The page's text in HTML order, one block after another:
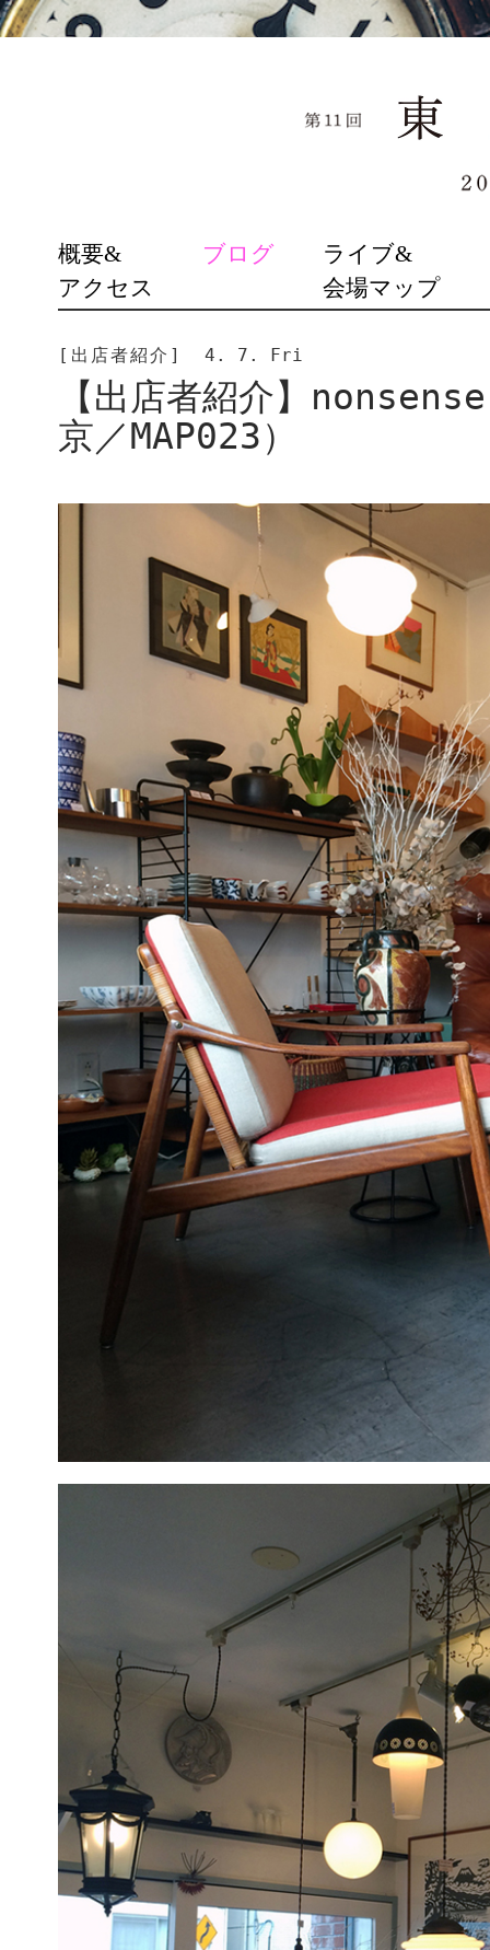
SKIP
TO
CONTENT
概要&
アクセス
ブログ
ライブ&
会場マップ
[出店者紹介] 4. 7. Fri
【出店者紹介】
京／MAP023）